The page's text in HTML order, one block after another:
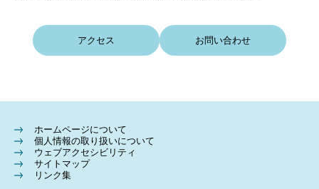
アクセス お問い合わせ
ホームページについて
個人情報の取り扱いについて
ウェブアクセシビリティ
サイトマップ
リンク集